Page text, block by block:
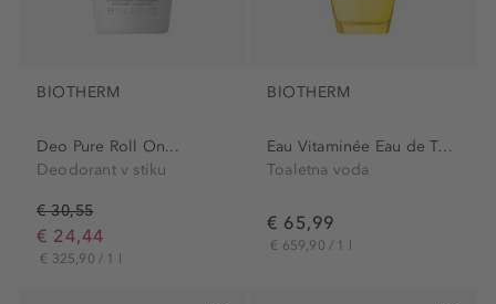
BIOTHERM
Deo Pure Roll On...
Deodorant v stiku
€ 30,55
€ 24,44
€ 325,90 / 1 l
BIOTHERM
Eau Vitaminée Eau de Toilette
Toaletna voda
€ 65,99
€ 659,90 / 1 l